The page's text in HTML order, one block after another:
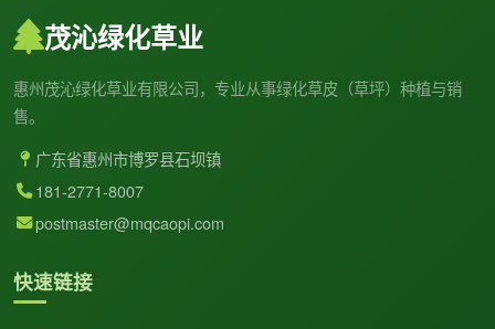
茂沁绿化草业
惠州茂沁绿化草业有限公司，专业从事绿化草皮（草坪）种植与销
售。
广东省惠州市博罗县石坝镇
181-2771-8007
postmaster@mqcaopi.com
快速链接